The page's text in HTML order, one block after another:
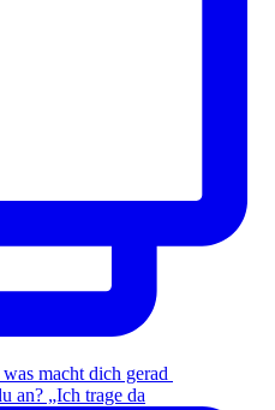
macht dich gerad
an? „Ich trage da